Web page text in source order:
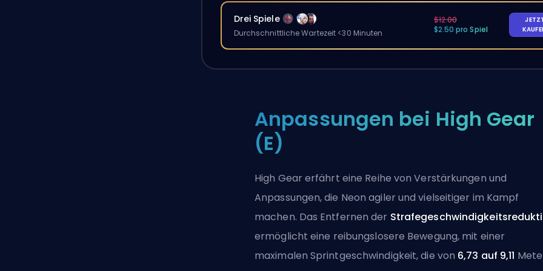
Drei Spiele
Durchschnittliche Wartezeit <30 Minuten
$12.00
$2.50 pro Spiel
Anpassungen bei High Gear
(E)
High Gear erfährt eine Reihe vonVerstärkungen und
Anpassungen, die Neon agiler und vielseitiger im Kampf
machen. Das Entfernen der
ermöglicht eine reibungslosere Bewegung, mit einer
maximalen Sprintgeschwindigkeit, die von 6,73 auf 9,11